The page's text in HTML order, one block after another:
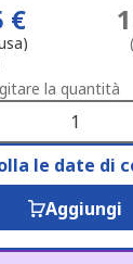
€
la quantità
le date di
Aggiungi